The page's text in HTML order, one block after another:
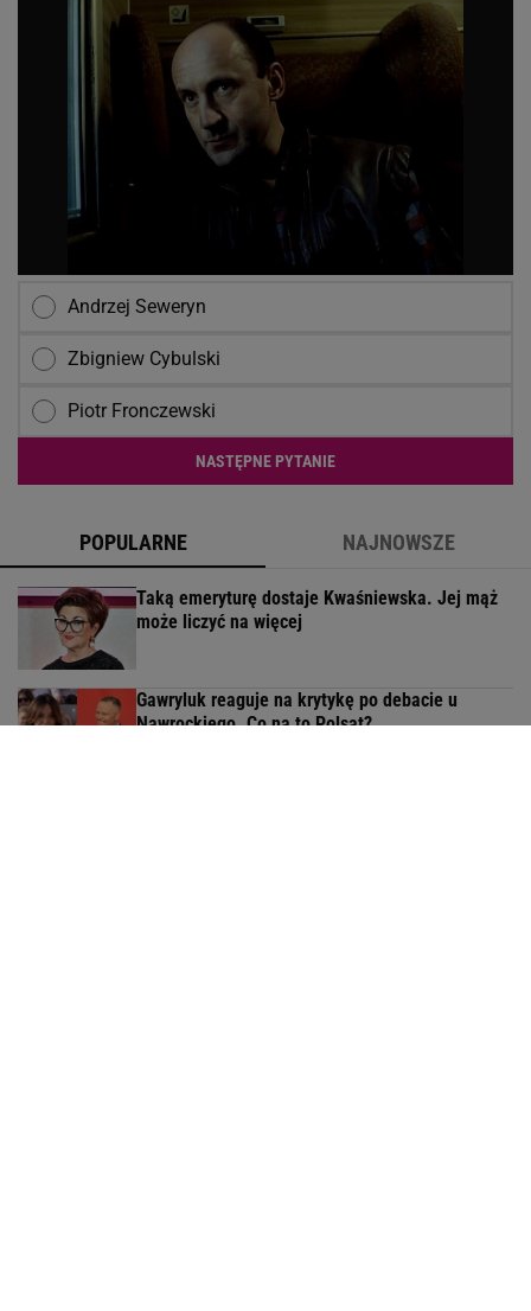
Andrzej Seweryn
Zbigniew Cybulski
Piotr Fronczewski
NASTĘPNE PYTANIE
POPULARNE NAJNOWSZE
Taką emeryturę dostaje Kwaśniewska. Jej mąż
może liczyć na więcej
Gawryluk reaguje na krytykę po debacie u
Nawrockiego. Co na to Polsat?